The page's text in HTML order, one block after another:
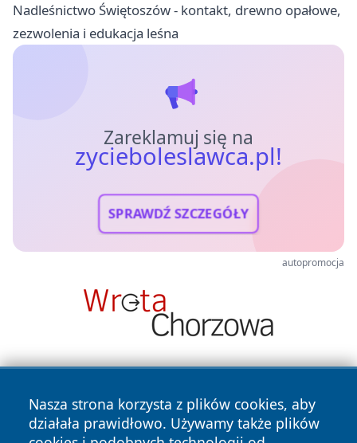
Nadleśnictwo Świętoszów - kontakt, drewno opałowe,
zezwolenia i edukacja leśna
Zareklamuj się na
zycieboleslawca.pl!
SPRAWDŹ SZCZEGÓŁY
autopromocja
Nasza strona korzysta z plików cookies, aby
działała prawidłowo. Używamy także plików